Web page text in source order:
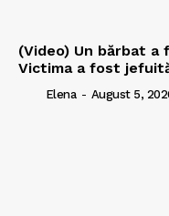
(Video) Un bărbat
Victima a fost
Elena - August 5,